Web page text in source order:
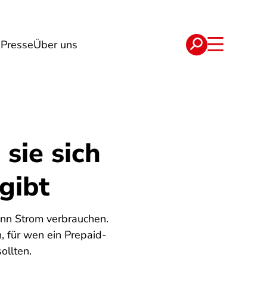
PresseÜber uns
Verträge
sich
Strom verbrauchen.
für wen ein Prepaid-